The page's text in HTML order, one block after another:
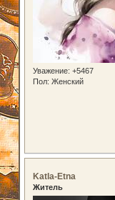
Уважение: +5467
Пол: Женский
Katla-Etna
Житель